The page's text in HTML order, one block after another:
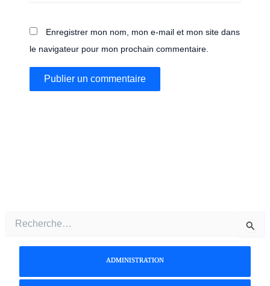
Enregistrer mon nom, mon e-mail et mon site dans
le navigateur pour mon prochain commentaire.
ADMINISTRATION